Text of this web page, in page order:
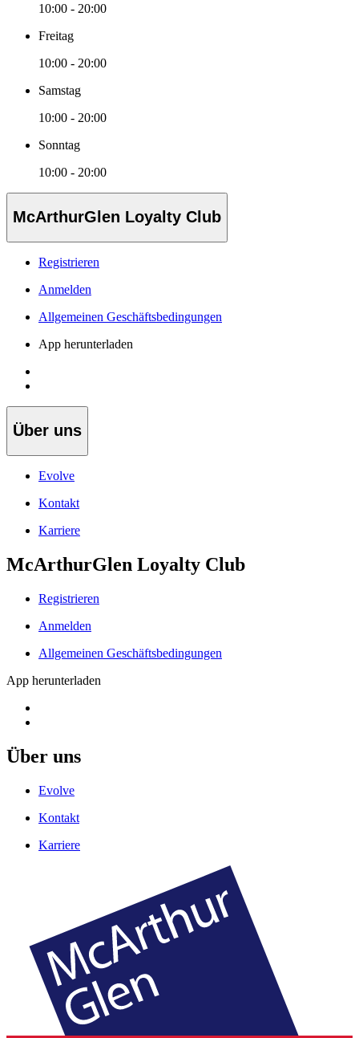
10:00 - 20:00
Freitag
10:00 - 20:00
Samstag
10:00 - 20:00
Sonntag
10:00 - 20:00
McArthurGlen Loyalty Club
Registrieren
Anmelden
Allgemeinen Geschäftsbedingungen
App herunterladen
Über uns
Evolve
Kontakt
Karriere
McArthurGlen Loyalty Club
Registrieren
Anmelden
Allgemeinen Geschäftsbedingungen
App herunterladen
Über uns
Evolve
Kontakt
Karriere